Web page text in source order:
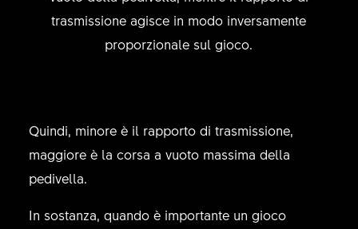
trasmissione agisce in modo inversamente
proporzionale sul gioco.
Quindi, minore è il rapporto di trasmissione,
maggiore è la corsa a vuoto massima della
pedivella.
In sostanza, quando è importante un gioco